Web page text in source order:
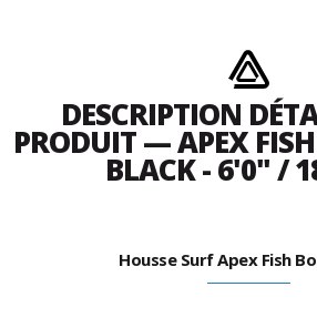
DESCRIPTION
PRODUIT — APEX
BLACK - 6'0" /
Housse Surf Apex Fish